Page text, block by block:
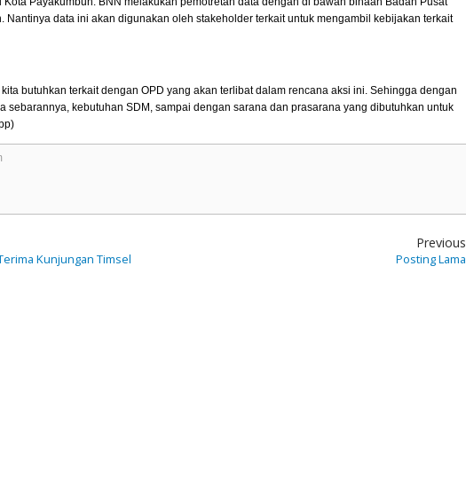
Nantinya data ini akan digunakan oleh stakeholder terkait untuk mengambil kebijakan terkait
butuhkan terkait dengan OPD yang akan terlibat dalam rencana aksi ini. Sehingga dengan
sebarannya, kebutuhan SDM, sampai dengan sarana dan prasarana yang dibutuhkan untuk
Kunjungan Timsel
Previous
Posting Lama